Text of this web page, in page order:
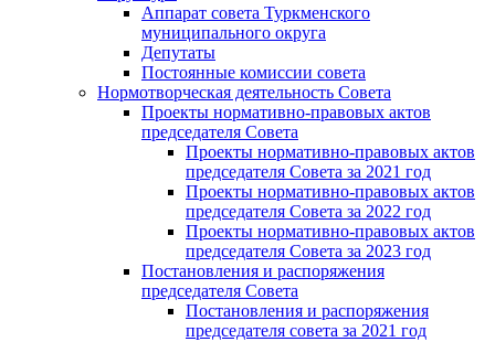
Аппарат совета Туркменского
муниципального округа
Депутаты
Постоянные комиссии совета
Нормотворческая деятельность Совета
Проекты нормативно-правовых актов
председателя Cовета
Проекты нормативно-правовых актов
председателя Cовета за 2021 год
Проекты нормативно-правовых актов
председателя Cовета за 2022 год
Проекты нормативно-правовых актов
председателя Cовета за 2023 год
Постановления и распоряжения
председателя Cовета
Постановления и распоряжения
председателя совета за 2021 год